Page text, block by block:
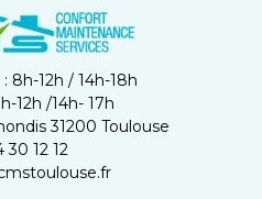
8h-12h / 14h-18h
12h /14h- 17h
31200 Toulouse
30 12 12